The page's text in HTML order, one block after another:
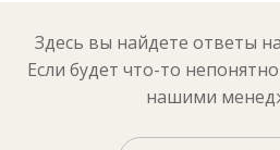
Здесь вы найдете ответы
Если будет что-то
нашими